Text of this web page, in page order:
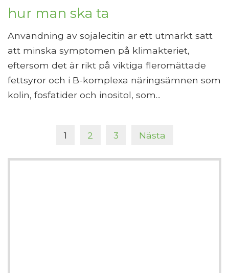
hur man ska ta
Användning av sojalecitin är ett utmärkt sätt
att minska symptomen på klimakteriet,
eftersom det är rikt på viktiga fleromättade
fettsyror och i B-komplexa näringsämnen som
kolin, fosfatider och inositol, som...
1 2 3 Nästa